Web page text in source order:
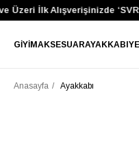
İlk Alışverişinizde
GIYIMAKSESUARAYAKKABI
Anasayfa Ayakkabı